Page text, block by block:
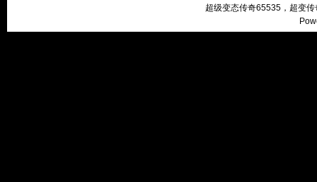
超级变态传奇65535，超变